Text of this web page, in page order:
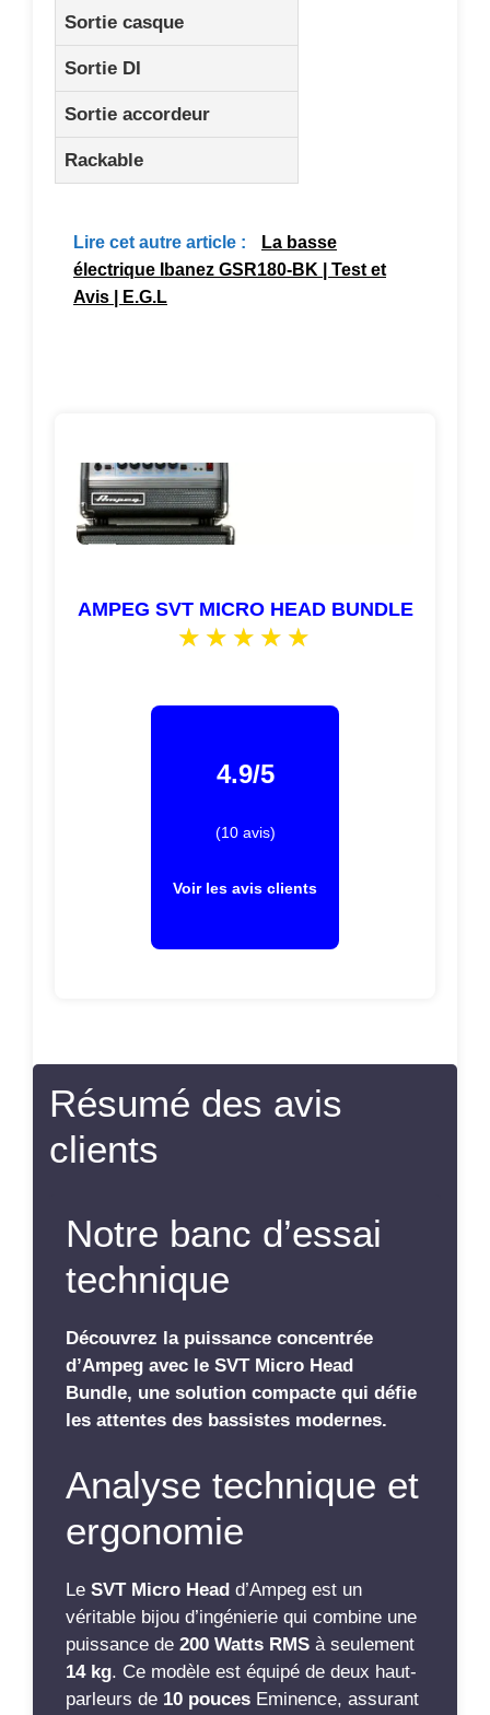
Sortie casque
Sortie DI
Sortie accordeur
Rackable
Lire cet autre article :
La basse
électrique Ibanez GSR180-BK | Test et
Avis | E.G.L
AMPEG SVT MICRO HEAD BUNDLE
4.9/5
(10 avis)
Voir les avis clients
Résumé des avis
clients
Notre banc d’essai
technique
Découvrez la puissance concentrée
d’Ampeg avec le SVT Micro Head
Bundle, une solution compacte qui défie
les attentes des bassistes modernes.
Analyse technique et
ergonomie
Le SVT Micro Head d’Ampeg est un
véritable bijou d’ingénierie qui combine une
puissance de 200 Watts RMS à seulement
14 kg. Ce modèle est équipé de deux haut-
parleurs de 10 pouces Eminence, assurant